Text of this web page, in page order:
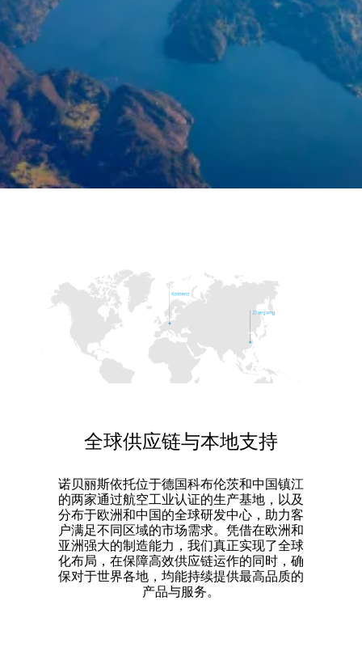
全球供应链与本地支持
诺贝丽斯依托位于德国科布伦茨和中国镇江
的两家通过航空工业认证的生产基地，以及
分布于欧洲和中国的全球研发中心，助力客
户满足不同区域的市场需求。凭借在欧洲和
亚洲强大的制造能力，我们真正实现了全球
化布局，在保障高效供应链运作的同时，确
保对于世界各地，均能持续提供最高品质的
产品与服务。